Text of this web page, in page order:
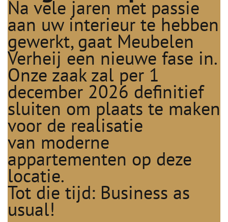
Na vele jaren met passie
aan uw interieur te hebben
gewerkt, gaat Meubelen
Verheij een nieuwe fase in.
Onze zaak zal per 1
december 2026 definitief
sluiten om plaats te maken
voor de realisatie
van moderne
appartementen op deze
locatie.
Tot die tijd: Business as
usual!